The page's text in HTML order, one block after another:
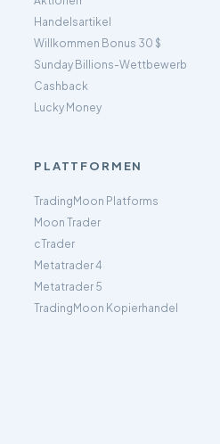
Handelsartikel
Willkommen Bonus 30 $
Sunday Billions-Wettbewerb
Cashback
Lucky Money
PLATTFORMEN
TradingMoon Platforms
Moon Trader
cTrader
Metatrader 4
Metatrader 5
TradingMoon Kopierhandel